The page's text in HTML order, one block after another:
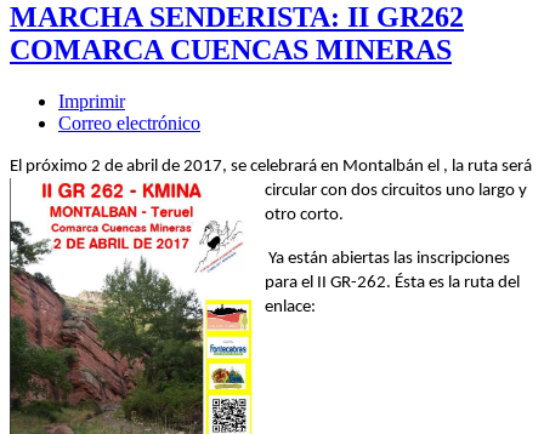
MARCHA SENDERISTA: II GR262
COMARCA CUENCAS MINERAS
Imprimir
Correo electrónico
El próximo 2 de abril de 2017, se celebrará en Montalbán el , la ruta será
circular con dos circuitos uno largo y
otro corto.
Ya están abiertas las inscripciones
para el II GR-262. Ésta es la ruta del
enlace: